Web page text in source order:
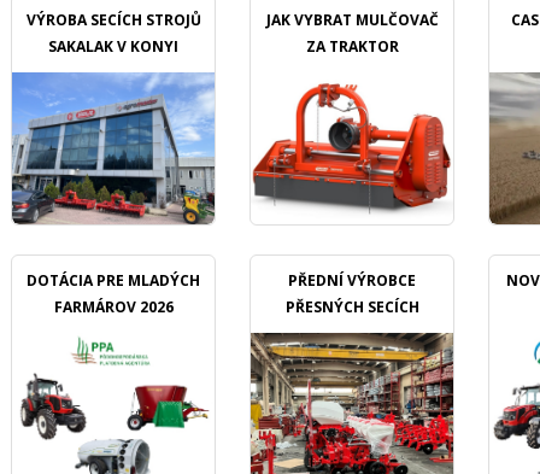
VÝROBA SECÍCH STROJŮ
SAKALAK V KONYI
JAK VYBRAT MULČOVAČ
ZA TRAKTOR
DOTÁCIA PRE MLADÝCH
FARMÁROV 2026
PŘEDNÍ VÝROBCE
PŘESNÝCH SECÍCH
STROJŮ OZDOKEN